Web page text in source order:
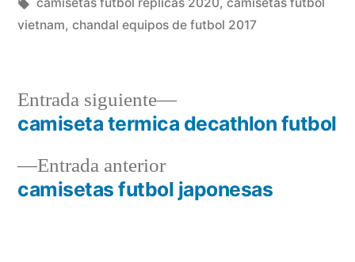
vietnam, chandal equipos de futbol 2017
Navegación
deEntrada anteriorEntrada
anterior:
camisetas futbol japonesas
Entrada siguiente
Entrada
siguiente:
camiseta termica decathlon futbol